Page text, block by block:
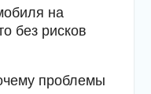
на
без рисков
проблемы